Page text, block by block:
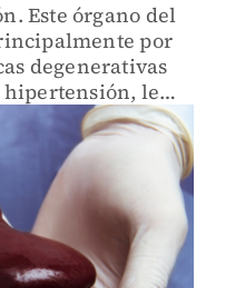
Este órgano del
por
degenerativas
hipertensión, le
e
de proteínas